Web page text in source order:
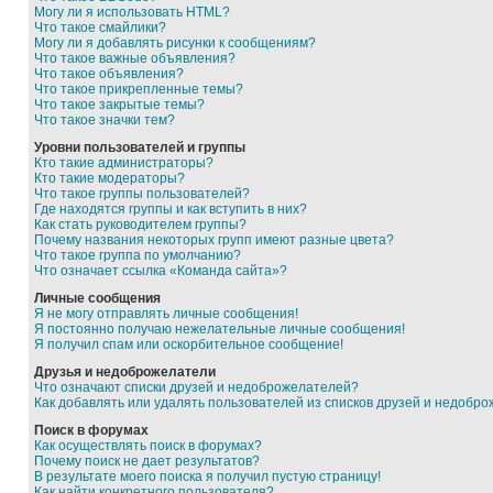
Могу ли я использовать HTML?
Что такое смайлики?
Могу ли я добавлять рисунки к сообщениям?
Что такое важные объявления?
Что такое объявления?
Что такое прикрепленные темы?
Что такое закрытые темы?
Что такое значки тем?
Уровни пользователей и группы
Кто такие администраторы?
Кто такие модераторы?
Что такое группы пользователей?
Где находятся группы и как вступить в них?
Как стать руководителем группы?
Почему названия некоторых групп имеют разные цвета?
Что такое группа по умолчанию?
Что означает ссылка «Команда сайта»?
Личные сообщения
Я не могу отправлять личные сообщения!
Я постоянно получаю нежелательные личные сообщения!
Я получил спам или оскорбительное сообщение!
Друзья и недоброжелатели
Что означают списки друзей и недоброжелателей?
Как добавлять или удалять пользователей из списков друзей и
Поиск в форумах
Как осуществлять поиск в форумах?
Почему поиск не дает результатов?
В результате моего поиска я получил пустую страницу!